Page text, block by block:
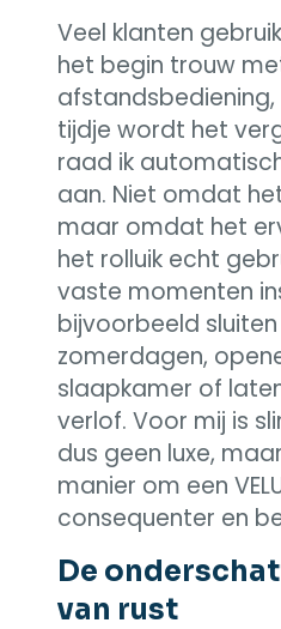
Veel klanten
het begin trouw
tijdje wordt het
raad ik
aan. Niet omdat
maar omdat het
het rolluik echt
vaste momenten
bijvoorbeeld
zomerdagen,
slaapkamer of
verlof. Voor mij is
dus geen luxe,
manier om een
consequenter en
De
van rust